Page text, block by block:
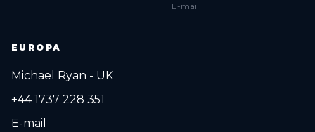
E-mail
EUROPA
Michael Ryan - UK
+44 1737 228 351
E-mail